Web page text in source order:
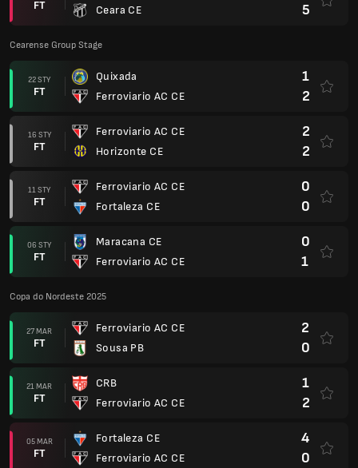
FT
Ceara CE
5
Cearense Group Stage
22 STY
FT
Quixada
Ferroviario AC CE
1
2
16 STY
FT
Ferroviario AC CE
Horizonte CE
2
2
11 STY
FT
Ferroviario AC CE
Fortaleza CE
0
0
06 STY
FT
Maracana CE
Ferroviario AC CE
0
1
Copa do Nordeste 2025
27 MAR
FT
Ferroviario AC CE
Sousa PB
2
0
21 MAR
FT
CRB
Ferroviario AC CE
1
2
05 MAR
FT
Fortaleza CE
Ferroviario AC CE
4
0